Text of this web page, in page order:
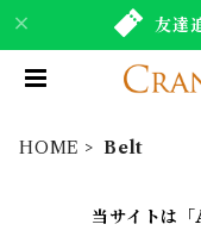
友達
HOME Belt
当サイトは